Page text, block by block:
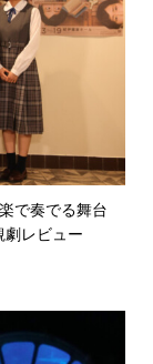
で奏でる舞台
劇レビュー